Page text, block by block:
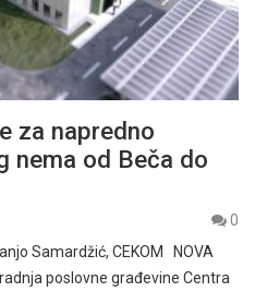
za napredno
nema od Beča do
0
Samardžić, CEKOM NOVA
poslovne građevine Centra